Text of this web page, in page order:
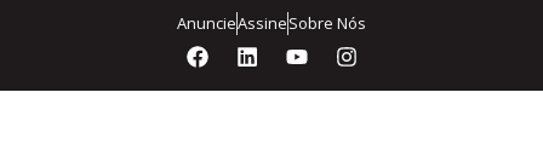
AnuncieAssineSobre Nós